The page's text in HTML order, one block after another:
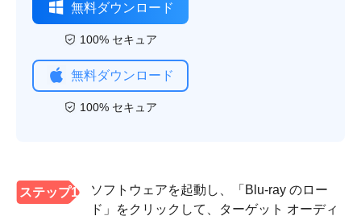
無料ダウンロード
100% セキュア
無料ダウンロード
100% セキュア
ステップ1
ソフトウェアを起動し、「Blu-ray のロー
ド」をクリックして、ターゲット オーディ